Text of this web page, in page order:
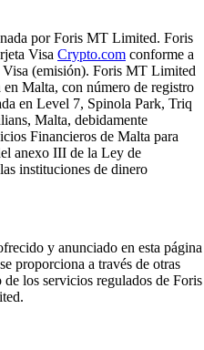
por Foris MT Limited. Foris
Visa Crypto.com conforme a
(emisión). Foris MT Limited
Malta, con número de registro
en Level 7, Spinola Park, Triq
Malta, debidamente
Financieros de Malta para
anexo III de la Ley de
instituciones de dinero
y anunciado en esta página
se proporciona a través de otras
los servicios regulados de Foris